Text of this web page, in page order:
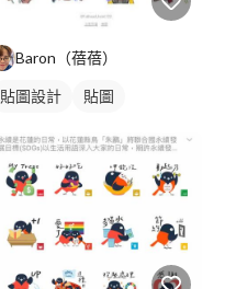
Baron（蓓蓓）
貼圖設計 貼圖